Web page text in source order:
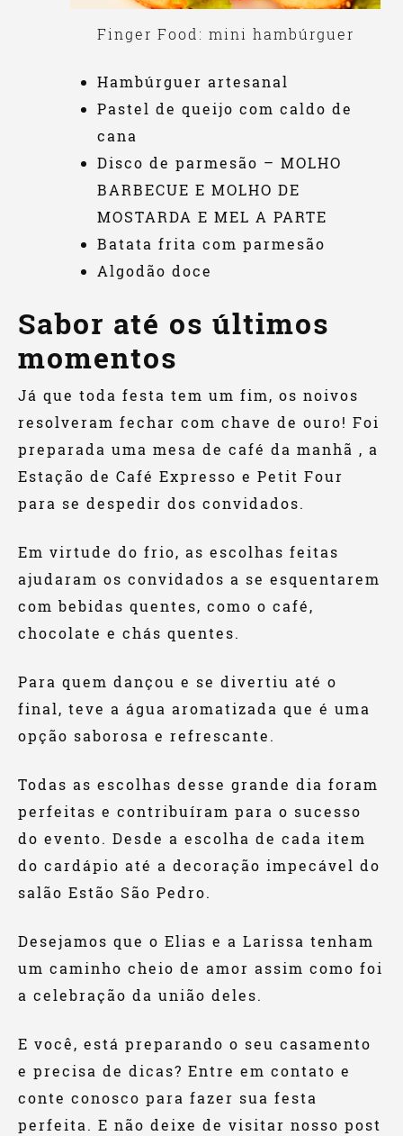
Finger Food: mini hambúrguer
Hambúrguer artesanal
Pastel de queijo com caldo de
cana
Disco de parmesão – MOLHO
BARBECUE E MOLHO DE
MOSTARDA E MEL A PARTE
Batata frita com parmesão
Algodão doce
Sabor até os últimos
momentos
Já que toda festa tem um fim, os noivos
resolveram fechar com chave de ouro! Foi
preparada uma mesa de café da manhã , a
Estação de Café Expresso e Petit Four
para se despedir dos convidados.
Em virtude do frio, as escolhas feitas
ajudaram os convidados a se esquentarem
com bebidas quentes, como o café,
chocolate e chás quentes.
Para quem dançou e se divertiu até o
final, teve a água aromatizada que é uma
opção saborosa e refrescante.
Todas as escolhas desse grande dia foram
perfeitas e contribuíram para o sucesso
do evento. Desde a escolha de cada item
do cardápio até a decoração impecável do
salão Estão São Pedro.
Desejamos que o Elias e a Larissa tenham
um caminho cheio de amor assim como foi
a celebração da união deles.
E você, está preparando o seu casamento
e precisa de dicas? Entre em contato e
conte conosco para fazer sua festa
perfeita. E não deixe de visitar nosso post